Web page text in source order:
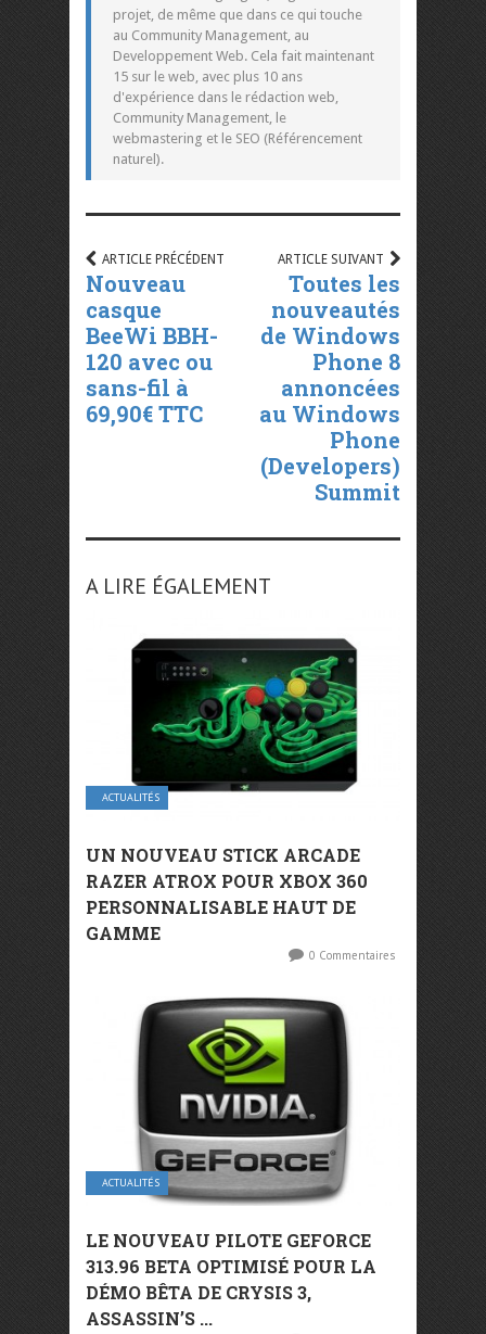
projet, de même que dans ce qui touche
au Community Management, au
Developpement Web. Cela fait maintenant
15 sur le web, avec plus 10 ans
d'expérience dans le rédaction web,
Community Management, le
webmastering et le SEO (Référencement
naturel).
ARTICLE PRÉCÉDENT
Nouveau
casque
BeeWi BBH-
120 avec ou
sans-fil à
69,90€ TTC
ARTICLE SUIVANT
Toutes les
nouveautés
de Windows
Phone 8
annoncées
au Windows
Phone
(Developers)
Summit
A LIRE ÉGALEMENT
ACTUALITÉS
UN NOUVEAU STICK ARCADE
RAZER ATROX POUR XBOX 360
PERSONNALISABLE HAUT DE
GAMME
0 Commentaires
ACTUALITÉS
LE NOUVEAU PILOTE GEFORCE
313.96 BETA OPTIMISÉ POUR LA
DÉMO BÊTA DE CRYSIS 3,
ASSASSIN’S ...